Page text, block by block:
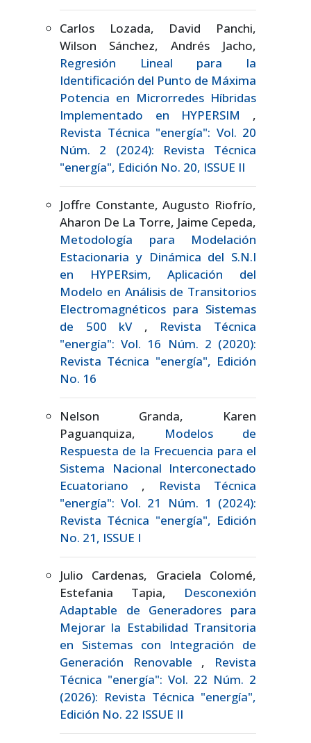
Carlos Lozada, David Panchi,
Wilson Sánchez, Andrés Jacho,
Regresión Lineal para la
Identificación del Punto de Máxima
Potencia en Microrredes Híbridas
Implementado en HYPERSIM ,
Revista Técnica "energía": Vol. 20
Núm. 2 (2024): Revista Técnica
"energía", Edición No. 20, ISSUE II
Joffre Constante, Augusto Riofrío,
Aharon De La Torre, Jaime Cepeda,
Metodología para Modelación
Estacionaria y Dinámica del S.N.I
en HYPERsim, Aplicación del
Modelo en Análisis de Transitorios
Electromagnéticos para Sistemas
de 500 kV , Revista Técnica
"energía": Vol. 16 Núm. 2 (2020):
Revista Técnica "energía", Edición
No. 16
Nelson Granda, Karen
Paguanquiza, Modelos de
Respuesta de la Frecuencia para el
Sistema Nacional Interconectado
Ecuatoriano ,
Revista Técnica
"energía": Vol. 21 Núm. 1 (2024):
Revista Técnica "energía", Edición
No. 21, ISSUE I
Julio Cardenas, Graciela Colomé,
Estefania Tapia, Desconexión
Adaptable de Generadores para
Mejorar la Estabilidad Transitoria
en Sistemas con Integración de
Generación Renovable , Revista
Técnica "energía": Vol. 22 Núm. 2
(2026): Revista Técnica "energía",
Edición No. 22 ISSUE II